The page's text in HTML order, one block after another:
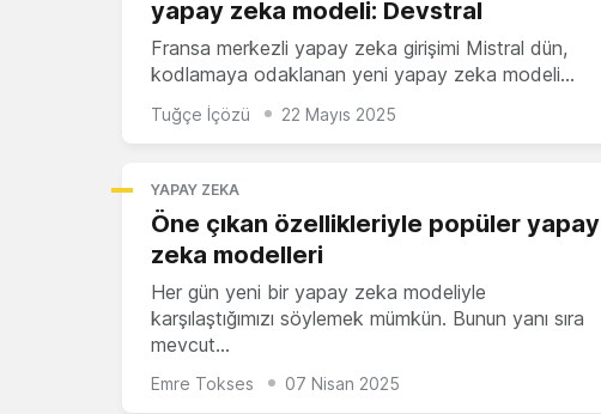
yapay zeka modeli: Devstral
Fransa merkezli yapay zeka girişimi Mistral dün,
kodlamaya odaklanan yeni yapay zeka modeli…
Tuğçe İçözü 22 Mayıs 2025
YAPAY ZEKA
Öne çıkan özellikleriyle popüler yapay
zeka modelleri
Her gün yeni bir yapay zeka modeliyle
karşılaştığımızı söylemek mümkün. Bunun yanı sıra
mevcut…
Emre Tokses 07 Nisan 2025